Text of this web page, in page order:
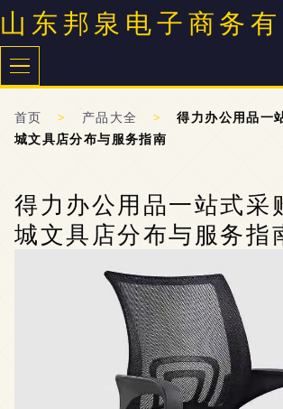
山东邦泉电子商务
首页 > 产品大全 >
得力办公用品一
城文具店分布与服务指南
得力办公用品一站式采
城文具店分布与服务指